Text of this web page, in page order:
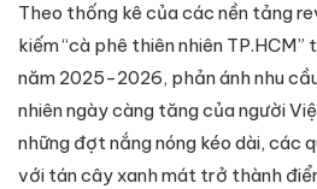
Theo thống kê của các nền tảng
kiếm “cà phê thiên nhiên
năm 2025-2026, phản ánh nhu
nhiên ngày càng tăng của người
những đợt nắng nóng kéo dài, các
với tán cây xanh mát trở thành